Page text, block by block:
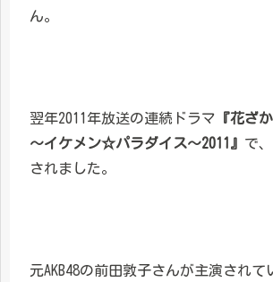
ん。
翌年2011年放送の連続ドラマ 『花ざ
～イケメン☆パラダイス～2011』 で
されました。
元AKB48の前田敦子さんが主演されて